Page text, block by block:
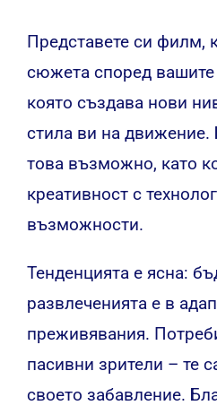
Представете си филм,
сюжета според
която създава нови
стила ви на движение.
това възможно, като
креативност с
възможности.
Тенденцията е ясна:
развлеченията е в
преживявания.
пасивни зрители – те
своето забавление.